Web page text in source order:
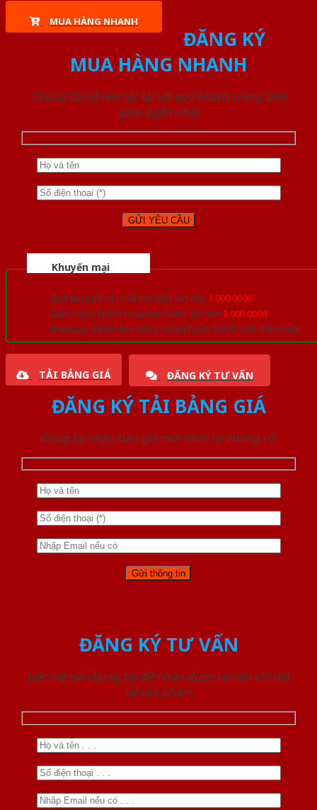
MUA HÀNG NHANH
ĐĂNG KÝ
MUA HÀNG NHANH
Chúng tôi sẽ liên lạc lại với quý khách trong thời
gian ngắn nhất
Khuyến mại
Quà tặng đồ nội thất trang trí lên đến 1.000.000đ
Giảm trực tiếp khi mua đơn hàng lớn hơn 3.000.000đ
Nhiều ưu đãi lớn khi đăng ký tài khoản thành viên thân thiết
TẢI BẢNG GIÁ ĐĂNG KÝ TƯ VẤN
ĐĂNG KÝ TẢI BẢNG GIÁ
Đăng ký nhận báo giá mới nhất từ chúng tôi
ĐĂNG KÝ TƯ VẤN
Liên hệ với chúng tôi để nhận được tư vấn chi tiết
về sản phẩm